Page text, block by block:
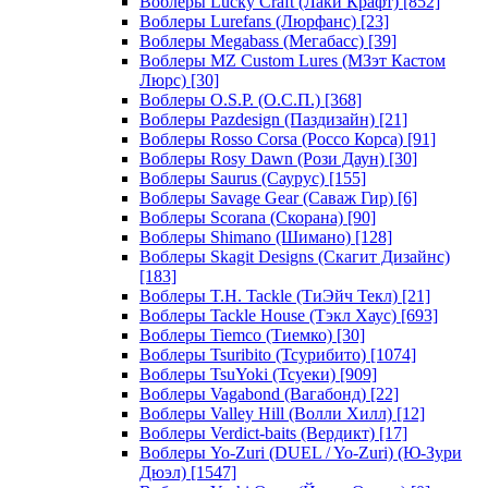
Воблеры Lurefans (Люрфанс) [23]
Воблеры Megabass (Мегабасс) [39]
Воблеры MZ Custom Lures (МЗэт Кастом
Люрс) [30]
Воблеры O.S.P. (О.С.П.) [368]
Воблеры Pazdesign (Паздизайн) [21]
Воблеры Rosso Corsa (Россо Корса) [91]
Воблеры Rosy Dawn (Рози Даун) [30]
Воблеры Saurus (Саурус) [155]
Воблеры Savage Gear (Саваж Гир) [6]
Воблеры Scorana (Скорана) [90]
Воблеры Shimano (Шимано) [128]
Воблеры Skagit Designs (Скагит Дизайнс)
[183]
Воблеры T.H. Tackle (ТиЭйч Текл) [21]
Воблеры Tackle House (Тэкл Хаус) [693]
Воблеры Tiemco (Тиемко) [30]
Воблеры Tsuribito (Тсурибито) [1074]
Воблеры TsuYoki (Тсуеки) [909]
Воблеры Vagabond (Вагабонд) [22]
Воблеры Valley Hill (Волли Хилл) [12]
Воблеры Verdict-baits (Вердикт) [17]
Воблеры Yo-Zuri (DUEL / Yo-Zuri) (Ю-Зури
Дюэл) [1547]